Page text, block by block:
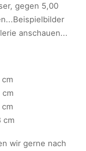
gegen 5,00
anschauen...
cm
wir gerne nach